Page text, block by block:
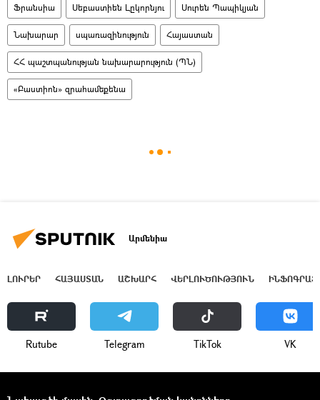
Ֆրանսիա Սեբաստիեն Լըկորնյու Սուրեն Պապիկյան
Նախարար սպառազինություն Հայաստան
ՀՀ պաշտպանության նախարարություն (ՊՆ)
«Բաստիոն» զրահամեքենա
Արմենիա
ԼՈՒՐԵՐ ՀԱՅԱՍՏԱՆ ԱՇԽԱՐՀ ՎԵՐԼՈՒԾՈՒԹՅՈՒՆ
Rutube Telegram ТikТоk VK